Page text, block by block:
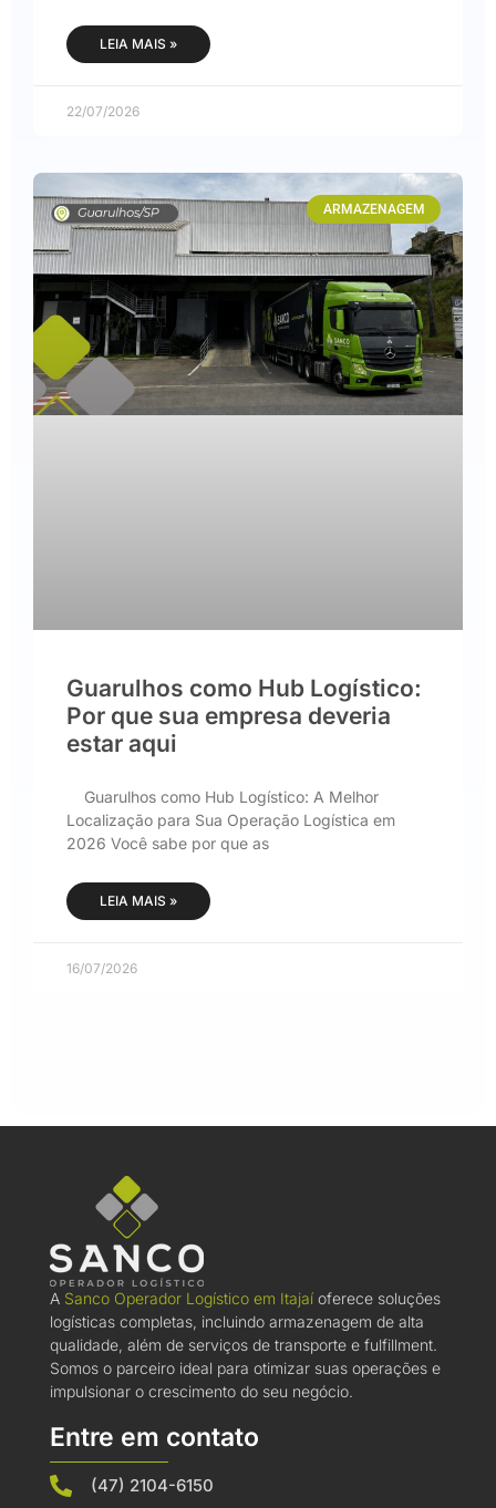
LEIA MAIS »
22/07/2026
ARMAZENAGEM
Guarulhos como Hub Logístico:
Por que sua empresa deveria
estar aqui
Guarulhos como Hub Logístico: A Melhor
Localização para Sua Operação Logística em
2026 Você sabe por que as
LEIA MAIS »
16/07/2026
A Sanco Operador Logístico em Itajaí oferece soluções
logísticas completas, incluindo armazenagem de alta
qualidade, além de serviços de transporte e fulfillment.
Somos o parceiro ideal para otimizar suas operações e
impulsionar o crescimento do seu negócio.
Entre em contato
(47) 2104-6150